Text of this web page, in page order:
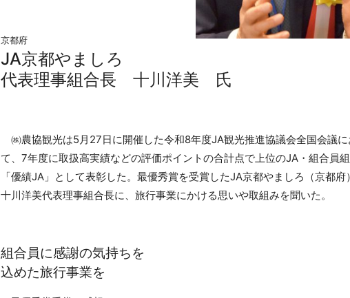
京都府
JA京都やましろ
代表理事組合長 十川洋美 氏
㈱農協観光は5月27日に開催した令和8年度JA観光推進協議会全国会議に
て、7年度に取扱高実績などの評価ポイントの合計点で上位のJA・組合員
「優績JA」として表彰した。最優秀賞を受賞したJA京都やましろ（京都府
十川洋美代表理事組合長に、旅行事業にかける思いや取組みを聞いた。
組合員に感謝の気持ちを
込めた旅行事業を